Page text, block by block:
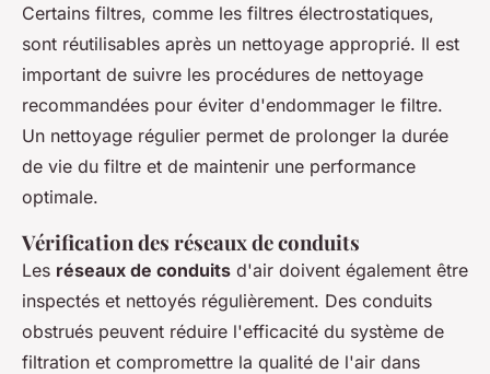
Certains filtres, comme les filtres électrostatiques,
sont réutilisables après un nettoyage approprié. Il est
important de suivre les procédures de nettoyage
recommandées pour éviter d'endommager le filtre.
Un nettoyage régulier permet de prolonger la durée
de vie du filtre et de maintenir une performance
optimale.
Vérification des réseaux de conduits
Les réseaux de conduits d'air doivent également être
inspectés et nettoyés régulièrement. Des conduits
obstrués peuvent réduire l'efficacité du système de
filtration et compromettre la qualité de l'air dans